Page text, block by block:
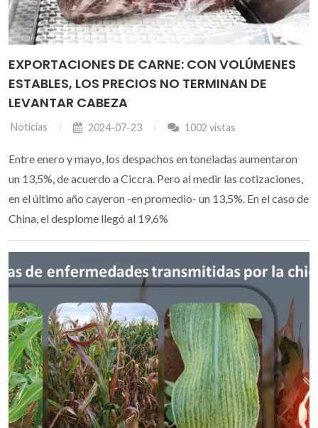
EXPORTACIONES DE CARNE: CON VOLÚMENES
ESTABLES, LOS PRECIOS NO TERMINAN DE
LEVANTAR CABEZA
Noticias 2024-07-23 1002 vistas
Entre enero y mayo, los despachos en toneladas aumentaron
un 13,5%, de acuerdo a Ciccra. Pero al medir las cotizaciones,
en el último año cayeron -en promedio- un 13,5%. En el caso de
China, el desplome llegó al 19,6%